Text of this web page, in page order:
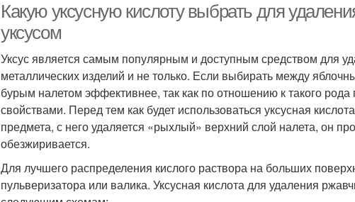
Какую уксусную кислоту выбрать для
уксусом
Уксус является самым популярным и доступным средством для
металлических изделий и не только. Если выбирать между
бурым налетом эффективнее, так как по отношению к такого
свойствами. Перед тем как будет использоваться уксусная
предмета, с него удаляется «рыхлый» верхний слой налета, он
обезжиривается.
Для лучшего распределения кислого раствора на больших
пульверизатора или валика. Уксусная кислота для удаления